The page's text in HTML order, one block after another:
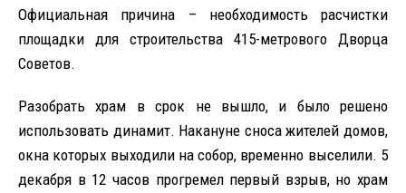
Официальная причина – необходимость расчистки
площадки для строительства 415-метрового Дворца
Советов.
Разобрать храм в срок не вышло, и было решено
использовать динамит. Накануне сноса жителей домов,
окна которых выходили на собор, временно выселили. 5
декабря в 12 часов прогремел первый взрыв, но храм